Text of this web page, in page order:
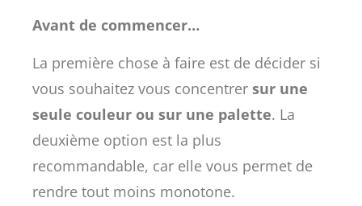
Avant de commencer…
La première chose à faire est de décider si
vous souhaitez vous concentrer sur une
seule couleur ou sur une palette. La
deuxième option est la plus
recommandable, car elle vous permet de
rendre tout moins monotone.